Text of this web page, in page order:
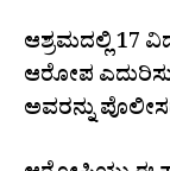
ಆಶ್ರಮದಲ್ಲಿ 17
ಆರೋಪ
ಅವರನ್ನು